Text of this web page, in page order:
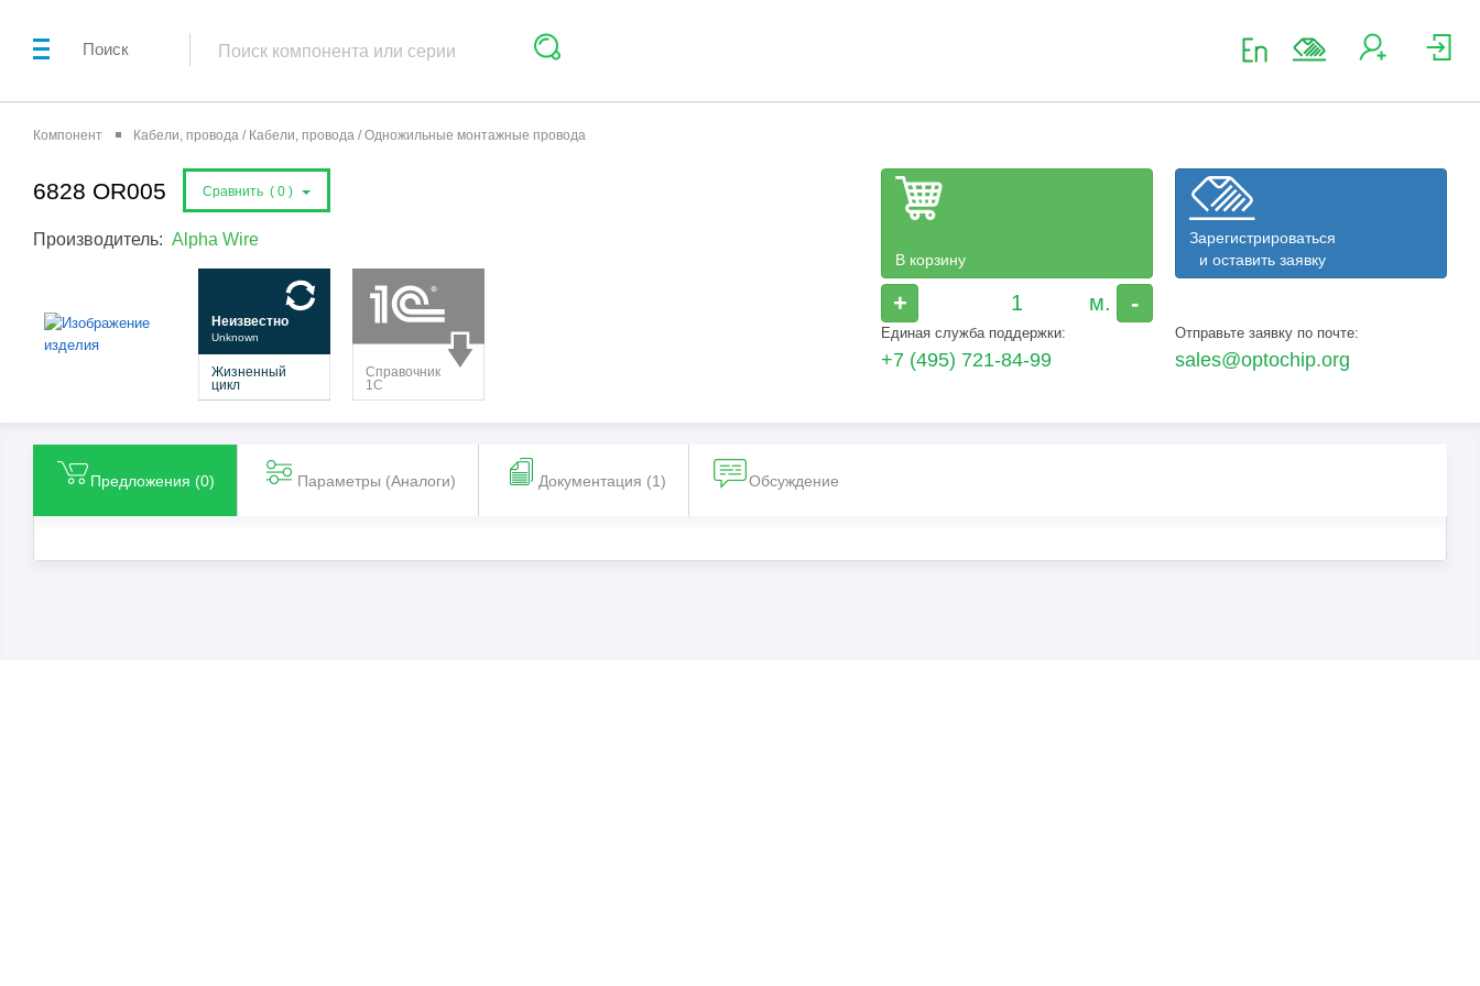
Поиск
Компонент Кабели, провода / Кабели, провода / Одножильные монтажные провода
6828 OR005 Сравнить ( 0 )
Производитель: Alpha Wire
В корзину
+ -
Зарегистрироваться
и оставить заявку
Единая служба поддержки:
+7 (495) 721-84-99
Отправьте заявку по почте:
sales@optochip.org
Предложения (0) Параметры (Aналоги) Документация (1) Обсуждение